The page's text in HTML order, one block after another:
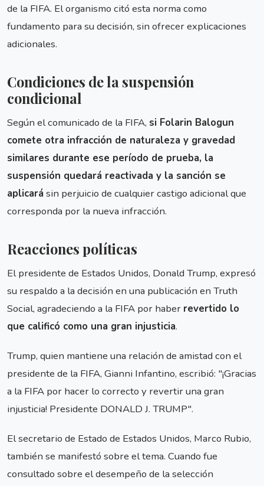
de la FIFA. El organismo citó esta norma como
fundamento para su decisión, sin ofrecer explicaciones
adicionales.
Condiciones de la suspensión
condicional
Según el comunicado de la FIFA, si Folarin Balogun
comete otra infracción de naturaleza y gravedad
similares durante ese período de prueba, la
suspensión quedará reactivada y la sanción se
aplicará sin perjuicio de cualquier castigo adicional que
corresponda por la nueva infracción.
Reacciones políticas
El presidente de Estados Unidos, Donald Trump, expresó
su respaldo a la decisión en una publicación en Truth
Social, agradeciendo a la FIFA por haber revertido lo
que calificó como una gran injusticia.
Trump, quien mantiene una relación de amistad con el
presidente de la FIFA, Gianni Infantino, escribió: "¡Gracias
a la FIFA por hacer lo correcto y revertir una gran
injusticia! Presidente DONALD J. TRUMP".
El secretario de Estado de Estados Unidos, Marco Rubio,
también se manifestó sobre el tema. Cuando fue
consultado sobre el desempeño de la selección